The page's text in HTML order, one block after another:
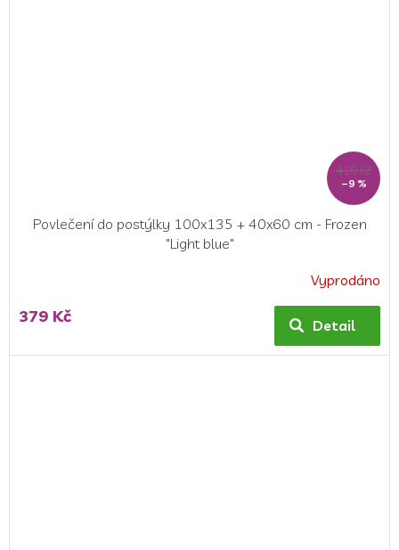
419 Kč
–9 %
Povlečení do postýlky 100x135 + 40x60 cm - Frozen
"Light blue"
produktu
5,0
Vyprodáno
379 Kč Detail